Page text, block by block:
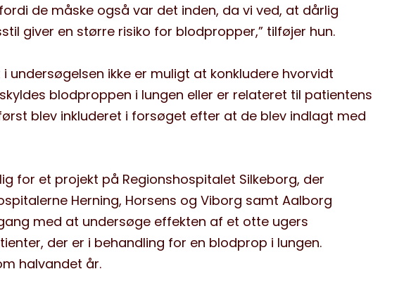
de måske også var det inden, da vi ved, at dårlig
giver en større risiko for blodpropper,” tilføjer hun.
undersøgelsen ikke er muligt at konkludere hvorvidt
blodproppen i lungen eller er relateret til patientens
blev inkluderet i forsøget efter at de blev indlagt med
for et projekt på Regionshospitalet Silkeborg, der
Herning, Horsens og Viborg samt Aalborg
med at undersøge effekten af et otte ugers
der er i behandling for en blodprop i lungen.
halvandet år.